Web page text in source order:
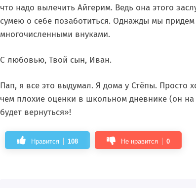
что надо вылечить Айгерим. Ведь она этого
сумею о себе позаботиться. Однажды мы
многочисленными внуками.
С любовью, Твой сын, Иван.
Пап, я все это выдумал. Я дома у Стёпы. Просто
чем плохие оценки в школьном дневнике (он
будет вернуться»!
Нравится 108 Не нравится 0